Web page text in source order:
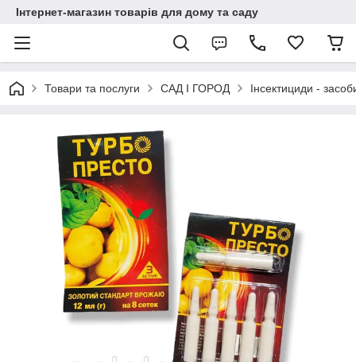
Інтернет-магазин товарів для дому та саду
Товари та послуги САД І ГОРОД Інсектициди -